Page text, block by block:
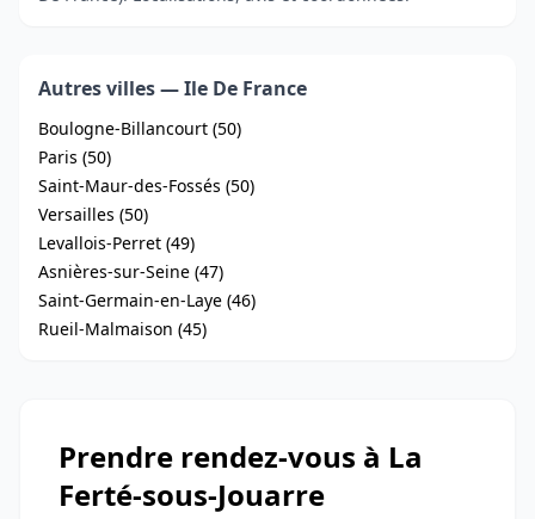
Autres villes — Ile De France
Boulogne-Billancourt (50)
Paris (50)
Saint-Maur-des-Fossés (50)
Versailles (50)
Levallois-Perret (49)
Asnières-sur-Seine (47)
Saint-Germain-en-Laye (46)
Rueil-Malmaison (45)
Prendre rendez-vous à La
Ferté-sous-Jouarre